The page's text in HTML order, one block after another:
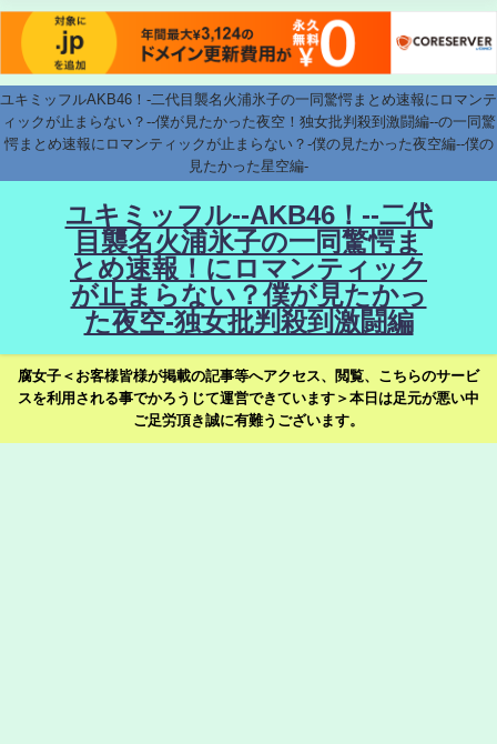
ユキミッフルAKB46！-二代目襲名火浦氷子の一同驚愕まとめ速報にロマンテ
ィックが止まらない？--僕が見たかった夜空！独女批判殺到激闘編--の一同驚
愕まとめ速報にロマンティックが止まらない？-僕の見たかった夜空編--僕の
見たかった星空編-
ユキミッフル--AKB46！--二代
目襲名火浦氷子の一同驚愕ま
とめ速報！にロマンティック
が止まらない？僕が見たかっ
た夜空-独女批判殺到激闘編
腐女子＜お客様皆様が掲載の記事等へアクセス、閲覧、こちらのサービ
スを利用される事でかろうじて運営できています＞本日は足元が悪い中
ご足労頂き誠に有難うございます。